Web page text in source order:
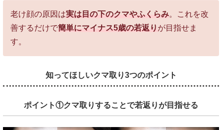
老け顔の原因は実は目の下のクマやふくらみ。これを改
善するだけで簡単にマイナス5歳の若返り が目指せま
す。
知ってほしいクマ取り3つのポイント
ポイント①クマ取りすることで若返りが目指せる